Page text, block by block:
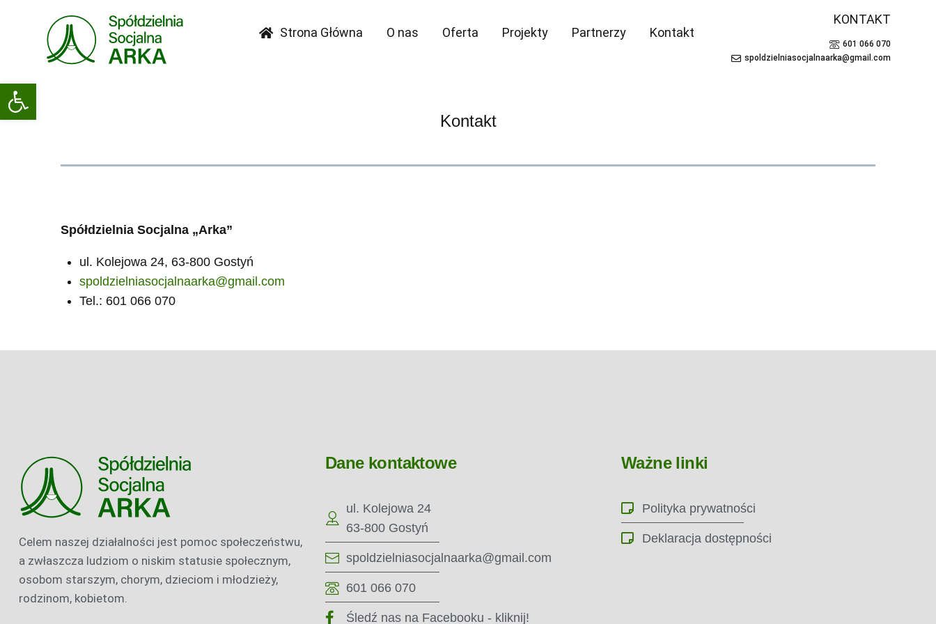
Strona Główna O nas Oferta Projekty Partnerzy Kontakt
KONTAKT
601 066 070
spoldzielniasocjalnaarka@gmail.com
Kontakt
Spółdzielnia Socjalna „Arka”
ul. Kolejowa 24, 63-800 Gostyń
spoldzielniasocjalnaarka@gmail.com
Tel.: 601 066 070
Celem naszej działalności jest pomoc społeczeństwu,
a zwłaszcza ludziom o niskim statusie społecznym,
osobom starszym, chorym, dzieciom i młodzieży,
rodzinom, kobietom.
Dane kontaktowe
ul. Kolejowa 24
63-800 Gostyń
spoldzielniasocjalnaarka@gmail.com
601 066 070
Śledź nas na Facebooku - kliknij!
Ważne linki
Polityka prywatności
Deklaracja dostępności
Open toolbar